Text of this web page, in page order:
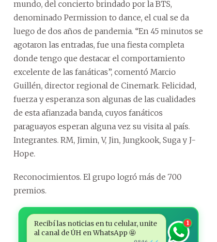
mundo, del concierto brindado por la BTS,
denominado Permission to dance, el cual se da
luego de dos años de pandemia. “En 45 minutos se
agotaron las entradas, fue una fiesta completa
donde tengo que destacar el comportamiento
excelente de las fanáticas”, comentó Marcio
Guillén, director regional de Cinemark. Felicidad,
fuerza y esperanza son algunas de las cualidades
de esta afianzada banda, cuyos fanáticos
paraguayos esperan alguna vez su visita al país.
Integrantes. RM, Jimin, V, Jin, Jungkook, Suga y J-
Hope.
Reconocimientos. El grupo logró más de 700
premios.
Recibí las noticias en tu celular, unite
al canal de ÚH en WhatsApp 🤩
1